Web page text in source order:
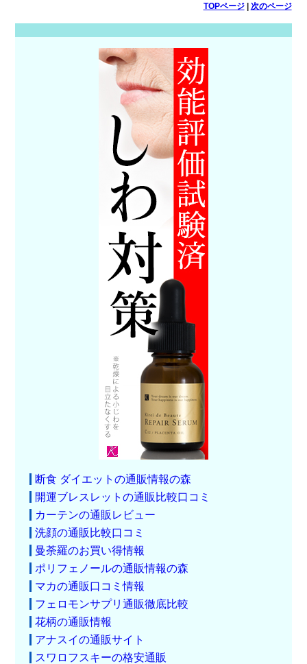
TOPページ| 次のページ
断食 ダイエットの通販情報の森
開運ブレスレットの通販比較口コミ
カーテンの通販レビュー
洗顔の通販比較口コミ
曼荼羅のお買い得情報
ポリフェノールの通販情報の森
マカの通販口コミ情報
フェロモンサプリ通販徹底比較
花柄の通販情報
アナスイの通販サイト
スワロフスキーの格安通販